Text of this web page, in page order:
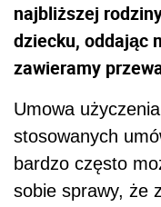
najbliższej
dziecku, oddając
zawieramy
Umowa
stosowanych
bardzo często
sobie sprawy, że